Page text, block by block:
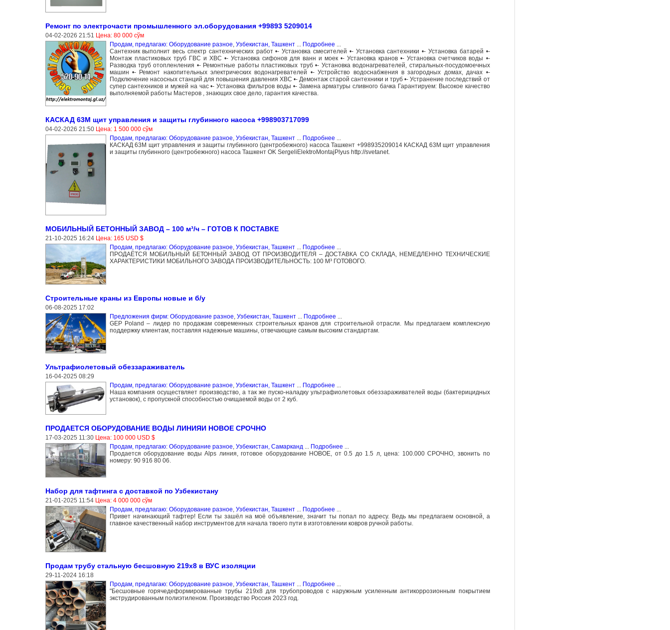
Ремонт по электрочасти промышленного эл.оборудования +99893 5209014
04-02-2026 21:51 Цена: 80 000 сўм
Продам, предлагаю: Оборудование разное, Узбекистан, Ташкент... Подробнее ...
Сантехник выполнит весь спектр сантехнических работ •- Установка смесителей •- Установка сантехники •- Установка батарей •-
Монтаж пластиковых труб ГВС и ХВС •- Установка сифонов для ванн и моек •- Установка кранов •- Установка счетчиков воды •-
Разводка труб отопленления •- Ремонтные работы пластиковых труб •- Установка водонагревателей, стиральных-посудомоечных
машин •- Ремонт накопительных электрических водонагревателей •- Устройство водоснабжения в загородных домах, дачах •-
Подключение насосных станций для повышения давления ХВС •- Демонтаж старой сантехники и труб •- Устранение последствий от
супер сантехников и мужей на час •- Установка фильтров воды •- Замена арматуры сливного бачка Гарантируем: Высокое качество
выполняемой работы Мастеров , знающих свое дело, гарантия качества.
КАСКАД 63М щит управления и защиты глубинного насоса +998903717099
04-02-2026 21:50 Цена: 1 500 000 сўм
Продам, предлагаю: Оборудование разное Узбекистан, Ташкент... Подробнее
КАСКАД 63М щит управления и защиты глубинного (центробежного) насоса Ташкент +998935209014 КАСКАД 63М щит управления
и защиты глубинного (центробежного) насоса Ташкент OK SergeliElektroMontajPlyus http://svetanet.
МОБИЛЬНЫЙ БЕТОННЫЙ ЗАВОД – 100 м³/ч – ГОТОВ К ПОСТАВКЕ
21-10-2025 16:24 Цена: 165 USD $
Продам, предлагаю: Оборудование разное Узбекистан, Ташкент... Подробнее
ПРОДАЁТСЯ МОБИЛЬНЫЙ БЕТОННЫЙ ЗАВОД ОТ ПРОИЗВОДИТЕЛЯ – ДОСТАВКА СО СКЛАДА, НЕМЕДЛЕННО ТЕХНИЧЕСКИЕ
ХАРАКТЕРИСТИКИ МОБИЛЬНОГО ЗАВОДА ПРОИЗВОДИТЕЛЬНОСТЬ: 100 М³ ГОТОВОГО.
Строительные краны из Европы новые и б/у
06-08-2025 17:02
Предложения фирм: Оборудование разное Узбекистан, Ташкент... Подробнее
GEP Poland – лидер по продажам современных строительных кранов для строительной отрасли. Мы предлагаем комплексную
поддержку клиентам, поставляя надежные машины, отвечающие самым высоким стандартам.
Ультрафиолетовый обеззараживатель
16-04-2025 08:29
Продам, предлагаю: Оборудование разное, Узбекистан, Ташкент... Подробнее ...
Наша компания осуществляет производство, а так же пуско-наладку ультрафиолетовых обеззараживателей воды (бактерицидных
установок), с пропускной способностью очищаемой воды от 2 куб.
ПРОДАЕТСЯ ОБОРУДОВАНИЕ ВОДЫ ЛИНИЯИ НОВОЕ СРОЧНО
17-03-2025 11:30 Цена: 100 000 USD $
Продам, предлагаю: Оборудование разное Узбекистан, Самарканд Подробнее
Продается оборудование воды Alps линия, готовое оборудование НОВОЕ, от 0.5 до 1.5 л, цена: 100.000 СРОЧНО, звонить по
номеру: 90 916 80 06.
Набор для тафтинга с доставкой по Узбекистану
21-01-2025 11:54 Цена: 4 000 000 сўм
Продам, предлагаю: Оборудование разное, Узбекистан, Ташкент... Подробнее ...
Привет начинающий тафтер! Если ты зашёл на моё объявление, значит ты попал по адресу. Ведь мы предлагаем основной, а
главное качественный набор инструментов для начала твоего пути в изготовлении ковров ручной работы.
Продам трубу стальную бесшовную 219х8 в ВУС изоляции
29-11-2024 16:18
Продам, предлагаю: Оборудование разное Узбекистан, Ташкент... Подробнее
"Бесшовные горячедеформированные трубы 219х8 для трубопроводов с наружным усиленным антикоррозионным покрытием
экструдированным полиэтиленом. Производство Россия 2023 год.